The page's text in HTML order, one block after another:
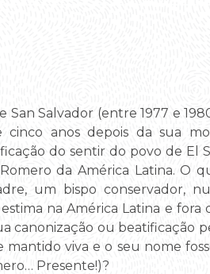
Salvador (entre 1977 e
anos depois da sua
do sentir do povo de El
da América Latina. O
um bispo conservador,
na América Latina e
canonização ou beatificação
mantido viva e o seu nome
Presente!)?